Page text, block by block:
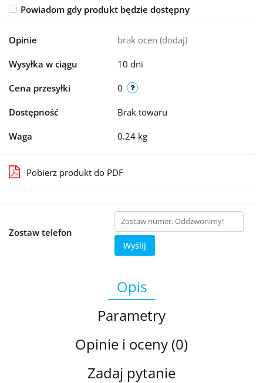
Powiadom gdy produkt będzie dostępny
Opinie brak ocen (dodaj)
Wysyłka w ciągu 10 dni
Cena przesyłki 0
Dostępność Brak towaru
Waga 0.24 kg
Pobierz produkt do PDF
Zostaw telefon
Wyślij
Opis
Parametry
Opinie i oceny (0)
Zadaj pytanie